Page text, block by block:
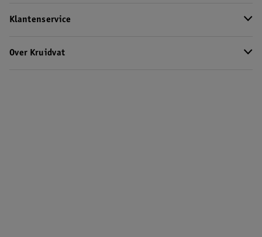
Klantenservice
Over Kruidvat